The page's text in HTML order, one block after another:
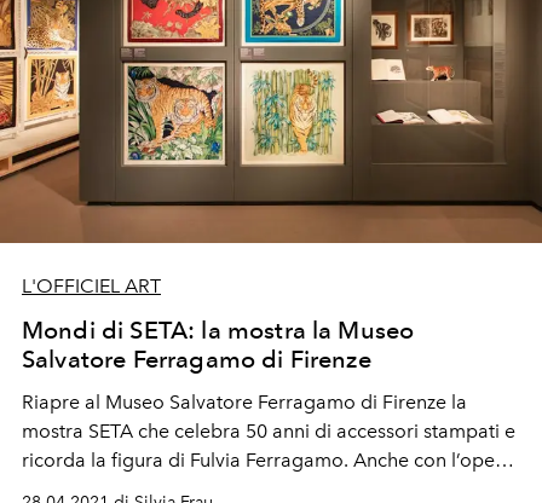
L'OFFICIEL ART
Mondi di SETA: la mostra la Museo
Salvatore Ferragamo di Firenze
Riapre al Museo Salvatore Ferragamo di Firenze la
mostra SETA che celebra 50 anni di accessori stampati e
ricorda la figura di Fulvia Ferragamo. Anche con l’opera